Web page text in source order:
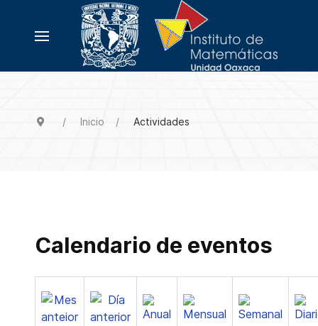
Inicio Actividades
Calendario de eventos